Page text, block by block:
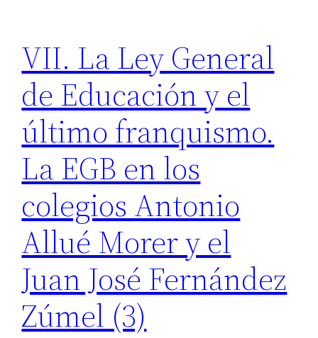
VII. La Ley General
de Educación y el
último franquismo.
La EGB en los
colegios Antonio
Allué Morer y el
Juan José Fernández
Zúmel (3)